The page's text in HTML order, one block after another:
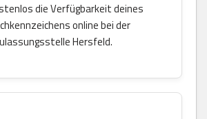
die Verfügbarkeit deines
online bei der
Hersfeld.